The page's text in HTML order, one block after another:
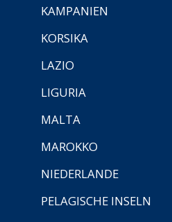
KAMPANIEN
KORSIKA
LAZIO
LIGURIA
MALTA
MAROKKO
NIEDERLANDE
PELAGISCHE INSELN